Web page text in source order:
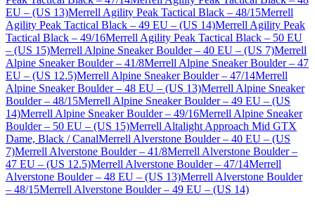
EU – (US 13)Merrell Agility Peak Tactical Black – 48/15Merrell
Agility Peak Tactical Black – 49 EU – (US 14)Merrell Agility Peak
Tactical Black – 49/16Merrell Agility Peak Tactical Black – 50 EU
– (US 15)Merrell Alpine Sneaker Boulder – 40 EU – (US 7)Merrell
Alpine Sneaker Boulder – 41/8Merrell Alpine Sneaker Boulder – 47
EU – (US 12.5)Merrell Alpine Sneaker Boulder – 47/14Merrell
Alpine Sneaker Boulder – 48 EU – (US 13)Merrell Alpine Sneaker
Boulder – 48/15Merrell Alpine Sneaker Boulder – 49 EU – (US
14)Merrell Alpine Sneaker Boulder – 49/16Merrell Alpine Sneaker
Boulder – 50 EU – (US 15)Merrell Altalight Approach Mid GTX
Dame, Black / CanalMerrell Alverstone Boulder – 40 EU – (US
7)Merrell Alverstone Boulder – 41/8Merrell Alverstone Boulder –
47 EU – (US 12.5)Merrell Alverstone Boulder – 47/14Merrell
Alverstone Boulder – 48 EU – (US 13)Merrell Alverstone Boulder
– 48/15Merrell Alverstone Boulder – 49 EU – (US 14)